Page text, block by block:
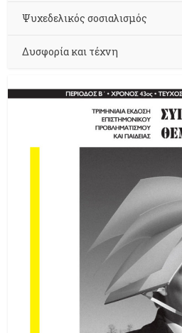
Ψυχεδελικός σοσιαλισμός
Δυσφορία και τέχνη